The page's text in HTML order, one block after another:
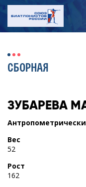
СБОРНАЯ
ЗУБАРЕВА
Вес
52
Рост
162